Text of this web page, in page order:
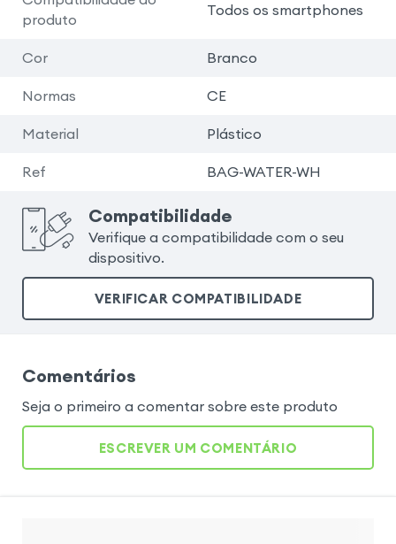
produto
Todos os smartphones
Cor Branco
Normas CE
Material Plástico
Ref BAG-WATER-WH
Compatibilidade
Verifique a compatibilidade com o seu
dispositivo.
VERIFICAR COMPATIBILIDADE
Comentários
Seja o primeiro a comentar sobre este produto
ESCREVER UM COMENTÁRIO